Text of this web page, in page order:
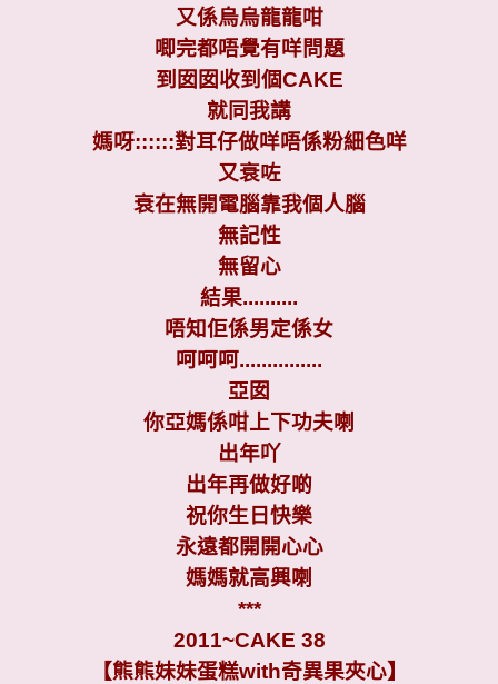
又係烏烏龍龍咁
唧完都唔覺有咩問題
到囡囡收到個CAKE
就同我講
媽呀::::::對耳仔做咩唔係粉細色咩
又衰咗
衰在無開電腦靠我個人腦
無記性
無留心
結果..........
唔知佢係男定係女
呵呵呵...............
亞囡
你亞媽係咁上下功夫喇
出年吖
出年再做好啲
祝你生日快樂
永遠都開開心心
媽媽就高興喇
***
2011~CAKE 38
【熊熊妹妹蛋糕with奇異果夾心】